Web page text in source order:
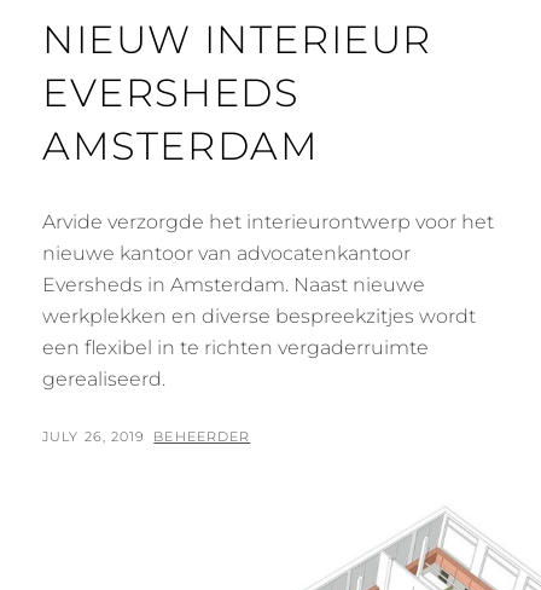
NIEUW INTERIEUR
EVERSHEDS
AMSTERDAM
Arvide verzorgde het interieurontwerp voor het
nieuwe kantoor van advocatenkantoor
Eversheds in Amsterdam. Naast nieuwe
werkplekken en diverse bespreekzitjes wordt
een flexibel in te richten vergaderruimte
gerealiseerd.
POSTED
JULY 26, 2019 BY
BEHEERDER